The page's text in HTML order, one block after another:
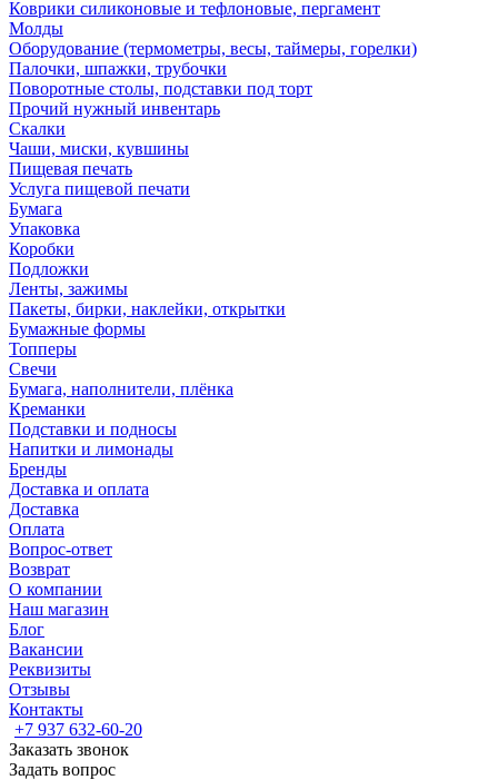
Коврики силиконовые и тефлоновые, пергамент
Молды
Оборудование (термометры, весы, таймеры, горелки)
Палочки, шпажки, трубочки
Поворотные столы, подставки под торт
Прочий нужный инвентарь
Скалки
Чаши, миски, кувшины
Пищевая печать
Услуга пищевой печати
Бумага
Упаковка
Коробки
Подложки
Ленты, зажимы
Пакеты, бирки, наклейки, открытки
Бумажные формы
Топперы
Свечи
Бумага, наполнители, плёнка
Креманки
Подставки и подносы
Напитки и лимонады
Бренды
Доставка и оплата
Доставка
Оплата
Вопрос-ответ
Возврат
О компании
Наш магазин
Блог
Вакансии
Реквизиты
Отзывы
Контакты
+7 937 632-60-20
Заказать звонок
Задать вопрос